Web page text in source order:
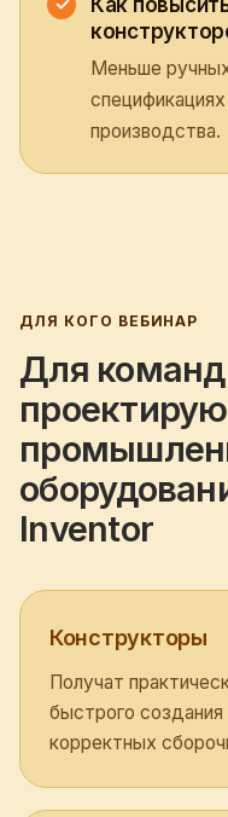
Меньше
производства.
ДЛЯ КОГО ВЕБИНАР
Для
Inventor
Конструкторы
Получат
быстрого
корректных